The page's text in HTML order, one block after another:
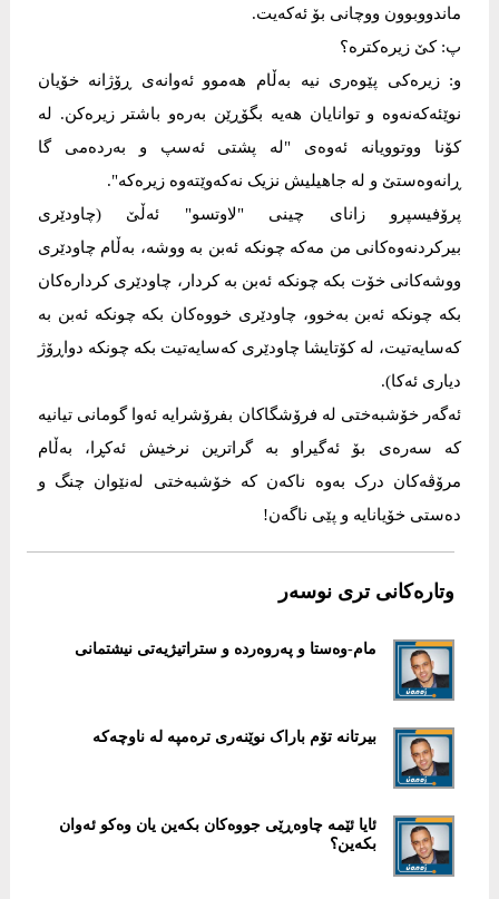
ماندووبوون ووچانی بۆ ئەکەیت.
پ: کێ زیرەکترە؟
و: زیرەکی پێوەری نیە بەڵام هەموو ئەوانەی ڕۆژانە خۆیان
نوێئەکەنەوە و توانایان هەیە بگۆڕێن بەرەو باشتر زیرەکن. لە
کۆنا ووتوویانە ئەوەی "لە پشتی ئەسپ و بەردەمی گا
ڕانەوەستێ و لە جاهیلیش نزیک نەکەوێتەوە زیرەکە".
پرۆفیسپرو زانای چینی "لاوتسو" ئەڵێ (چاودێری
بیرکردنەوەکانی من مەکە چونکە ئەبن بە ووشە، بەڵام چاودێری
ووشەکانی خۆت بکە چونکە ئەبن بە کردار، چاودێری کردارەکان
بکە چونکە ئەبن بەخوو، چاودێری خووەکان بکە چونکە ئەبن بە
کەسایەتیت، لە کۆتایشا چاودێری کەسایەتیت بکە چونکە دواڕۆژ
دیاری ئەکا).
ئەگەر خۆشبەختی لە فرۆشگاکان بفرۆشرایە ئەوا گومانی تیانیە
کە سەرەی بۆ ئەگیراو بە گراترین نرخیش ئەکڕا، بەڵام
مرۆڤەکان درک بەوە ناکەن کە خۆشبەختی لەنێوان چنگ و
دەستی خۆیانایە و پێی ناگەن!
وتارەکانی تری نوسەر
مام-وەستا و پەروەردە و ستراتیژیەتی نیشتمانی
بیرتانە تۆم باراک نوێنەری ترەمپە لە ناوچەکە
ئایا ئێمە چاوەڕێی جووەکان بکەین یان وەکو ئەوان
بکەین؟